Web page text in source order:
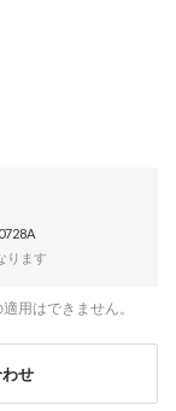
ります
用はできません。
せ